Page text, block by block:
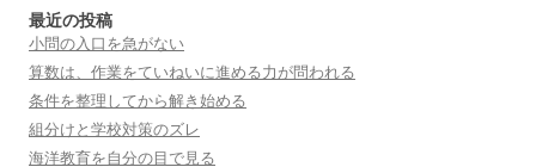
シ
ョ
ン
最近の投稿
小問の入口を急がない
算数は、作業をていねいに進める力が問われる
条件を整理してから解き始める
組分けと学校対策のズレ
海洋教育を自分の目で見る